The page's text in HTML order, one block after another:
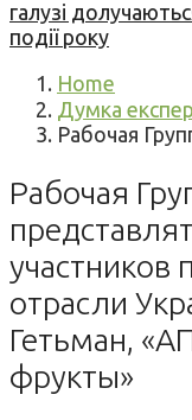
галузі
події року
Home
Думка
Рабочая
Рабочая
отрасли
Гетьман,
фрукты»